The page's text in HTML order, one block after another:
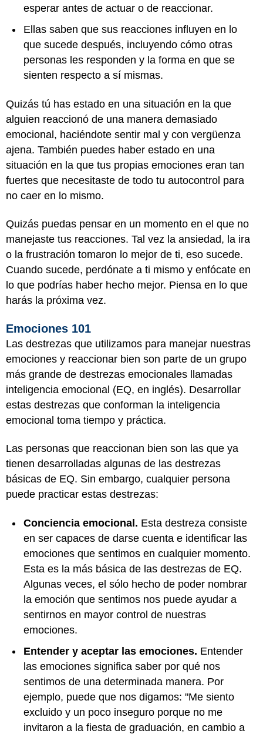
esperar antes de actuar o de reaccionar.
Ellas saben que sus reacciones influyen en lo
que sucede después, incluyendo cómo otras
personas les responden y la forma en que se
sienten respecto a sí mismas.
Quizás tú has estado en una situación en la que
alguien reaccionó de una manera demasiado
emocional, haciéndote sentir mal y con vergüenza
ajena. También puedes haber estado en una
situación en la que tus propias emociones eran tan
fuertes que necesitaste de todo tu autocontrol para
no caer en lo mismo.
Quizás puedas pensar en un momento en el que no
manejaste tus reacciones. Tal vez la ansiedad, la ira
o la frustración tomaron lo mejor de ti, eso sucede.
Cuando sucede, perdónate a ti mismo y enfócate en
lo que podrías haber hecho mejor. Piensa en lo que
harás la próxima vez.
Emociones 101
Las destrezas que utilizamos para manejar nuestras
emociones y reaccionar bien son parte de un grupo
más grande de destrezas emocionales llamadas
inteligencia emocional (EQ, en inglés). Desarrollar
estas destrezas que conforman la inteligencia
emocional toma tiempo y práctica.
Las personas que reaccionan bien son las que ya
tienen desarrolladas algunas de las destrezas
básicas de EQ. Sin embargo, cualquier persona
puede practicar estas destrezas:
Conciencia emocional. Esta destreza consiste
en ser capaces de darse cuenta e identificar las
emociones que sentimos en cualquier momento.
Esta es la más básica de las destrezas de EQ.
Algunas veces, el sólo hecho de poder nombrar
la emoción que sentimos nos puede ayudar a
sentirnos en mayor control de nuestras
emociones.
Entender y aceptar las emociones. Entender
las emociones significa saber por qué nos
sentimos de una determinada manera. Por
ejemplo, puede que nos digamos: "Me siento
excluido y un poco inseguro porque no me
invitaron a la fiesta de graduación, en cambio a